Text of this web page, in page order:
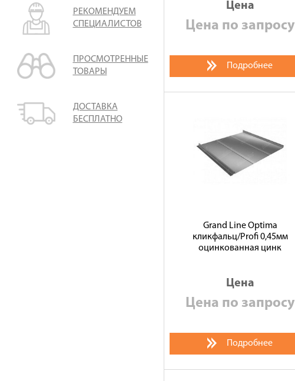
РЕКОМЕНДУЕМ
СПЕЦИАЛИСТОВ
ПРОСМОТРЕННЫЕ
ТОВАРЫ
ДОСТАВКА
БЕСПЛАТНО
Цена
Цена по запросу
Подробнее
Grand Line Optima
кликфальц/Profi 0,45мм
оцинкованная цинк
Цена
Цена по запросу
Подробнее